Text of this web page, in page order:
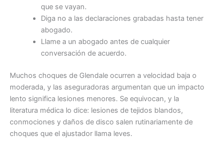
que se vayan.
Diga no a las declaraciones grabadas hasta tener
abogado.
Llame a un abogado antes de cualquier
conversación de acuerdo.
Muchos choques de Glendale ocurren a velocidad baja o
moderada, y las aseguradoras argumentan que un impacto
lento significa lesiones menores. Se equivocan, y la
literatura médica lo dice: lesiones de tejidos blandos,
conmociones y daños de disco salen rutinariamente de
choques que el ajustador llama leves.